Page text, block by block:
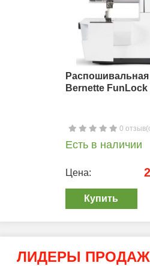
Bernette FunLock
0
Есть в наличии
Цена:
Купить
ЛИДЕРЫ ПРОДАЖ